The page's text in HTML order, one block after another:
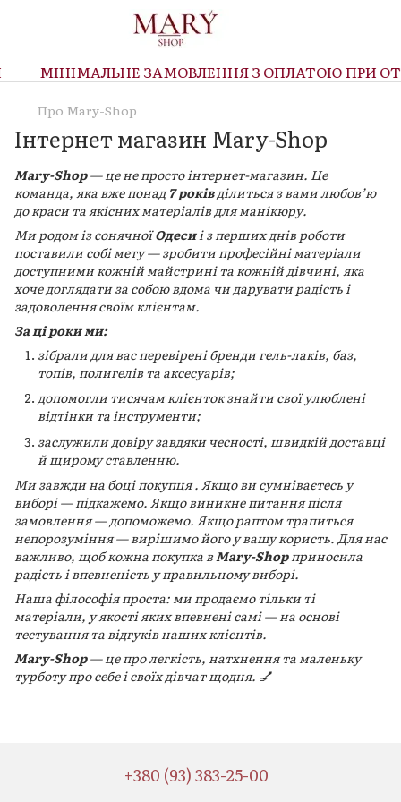
МІНІМАЛЬНЕ ЗАМОВЛЕННЯ З ОПЛАТОЮ ПРИ
Про Mary-Shop
Інтернет магазин Mary-Shop
Mary-Shop— це не просто інтернет-магазин. Це
команда, яка вже понад7 роківділиться з вами любов’ю
до краси та якісних матеріалів для манікюру.
Ми родом із сонячноїОдесиі з перших днів роботи
поставили собі мету — зробити професійні матеріали
доступними кожній майстрині та кожній дівчині, яка
хоче доглядати за собою вдома чи дарувати радість і
задоволення своїм клієнтам.
За ці роки ми:
зібрали для вас перевірені бренди гель-лаків, баз,
топів, полигелів та аксесуарів;
допомогли тисячам клієнток знайти свої улюблені
відтінки та інструменти;
заслужили довіру завдяки чесності, швидкій доставці
й щирому ставленню.
Ми завжди на боці покупця . Якщо ви сумніваєтесь у
виборі — підкажемо. Якщо виникне питання після
замовлення — допоможемо. Якщо раптом трапиться
непорозуміння — вирішимо його у вашу користь. Для нас
важливо, щоб кожна покупка вMary-Shopприносила
радість і впевненість у правильному виборі.
Наша філософія проста: ми продаємо тільки ті
матеріали, у якості яких впевнені самі — на основі
тестування та відгуків наших клієнтів.
Mary-Shop— це про легкість, натхнення та маленьку
турботу про себе і своїх дівчат щодня. 💅
+380 (93) 383-25-00